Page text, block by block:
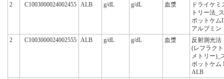
2
C1003000024002455 ALB g/dL g/dL 血漿
ドライケミ
トリー法_ス
ポットケム
アルブミン
2
C1003000024002555 ALB g/dL g/dL 血漿
反射測光法
(レフラクト
メトリー)_
ポットケム
ALB